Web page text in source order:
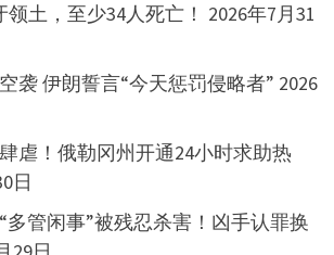
土，至少34人死亡！ 2026年7月31
袭 伊朗誓言“今天惩罚侵略者” 2026
虐！俄勒冈州开通24小时求助热
日
多管闲事”被残忍杀害！凶手认罪换